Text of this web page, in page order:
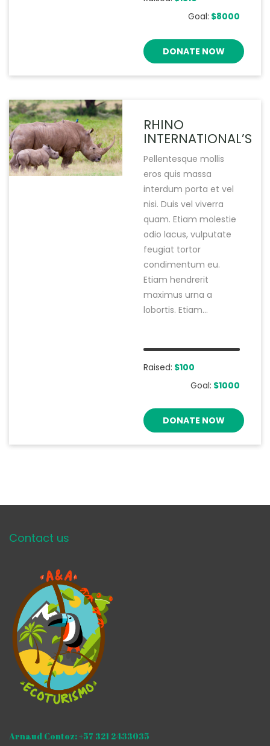
Goal: $8000
DONATE NOW
RHINO
INTERNATIONAL’S
Pellentesque mollis
eros quis massa
interdum porta et vel
nisi. Duis vel viverra
quam. Etiam molestie
odio lacus, vulputate
feugiat tortor
condimentum eu.
Etiam hendrerit
maximus urna a
lobortis. Etiam...
Raised: $100
Goal: $1000
DONATE NOW
Contact us
Arnaud Contoz: +57 321 2433035